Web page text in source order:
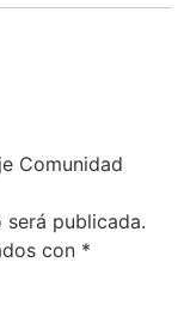
Comunidad
publicada.
con *